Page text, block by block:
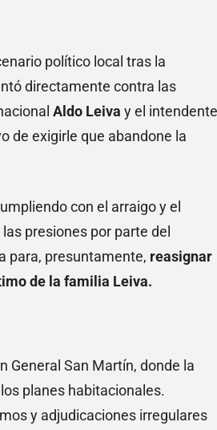
político local tras la
directamente contra las
Aldo Leiva y el intendente
de exigirle que abandone la
con el arraigo y el
presiones por parte del
para, presuntamente, reasignar
de la familia Leiva.
General San Martín, donde la
planes habitacionales.
y adjudicaciones irregulares